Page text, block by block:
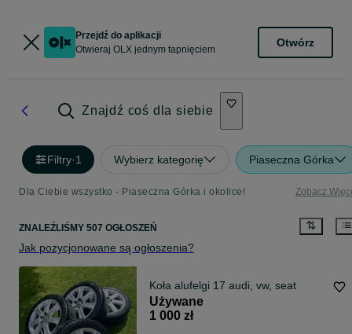
Przejdź do aplikacji
Otwieraj OLX jednym tapnięciem
Otwórz
Znajdź coś dla siebie
Filtry·1 Wybierz kategorię Piaseczna Górka
Dla Ciebie wszystko - Piaseczna Górka i okolice! Zobacz
ZNALEŹLIŚMY 507 OGŁOSZEŃ
Jak pozycjonowane są ogłoszenia?
Koła alufelgi 17 audi, vw, seat
Używane
1 000 zł